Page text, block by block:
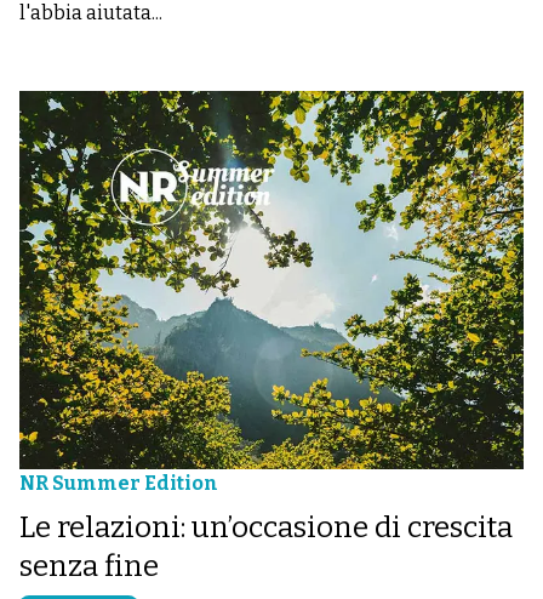
l'abbia aiutata...
NR Summer Edition
Le relazioni: un’occasione di crescita
senza fine